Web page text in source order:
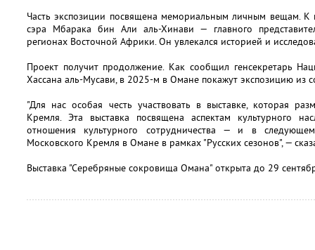
Часть экспозиции посвящена мемориальным личным вещам.
сэра Мбарака бин Али аль-Хинави — главного
регионах Восточной Африки. Он увлекался историей и
Проект получит продолжение. Как сообщил генсекретарь
Хассана аль-Мусави, в 2025-м в Омане покажут экспозицию из
"Для нас особая честь участвовать в выставке, которая
Кремля. Эта выставка посвящена аспектам культурного
отношения культурного сотрудничества — и в
Московского Кремля в Омане в рамках "Русских сезонов", —
Выставка "Серебряные сокровища Омана" открыта до 29